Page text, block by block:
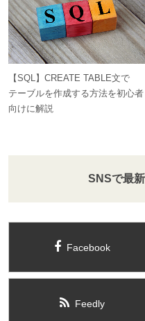
【SQL】CREATE TABLE文で
テーブルを作成する方法を初心者
向けに解説
SNSで最
Facebook
Feedly